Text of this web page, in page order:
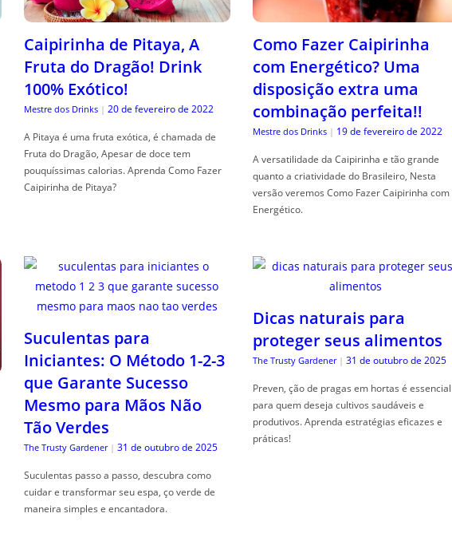
Caipirinha de Pitaya, A
Fruta do Dragão! Drink
100% Exótico!
Mestre dos Drinks | 20 de fevereiro de 2022
A Pitaya é uma fruta exótica, é chamada de
Fruta do Dragão, Apesar de doce tem
pouquíssimas calorias. Aprenda Como Fazer
Caipirinha de Pitaya?
Como Fazer Caipirinha
com Energético? Uma
disposição extra uma
combinação perfeita!!
Mestre dos Drinks | 19 de fevereiro de 2022
A versatilidade da Caipirinha e tão grande
quanto a criatividade do Brasileiro, Nesta
versão veremos Como Fazer Caipirinha com
Energético.
Suculentas para
Iniciantes: O Método 1-2-3
que Garante Sucesso
Mesmo para Mãos Não
Tão Verdes
The Trusty Gardener | 31 de outubro de 2025
Suculentas passo a passo, descubra como
cuidar e transformar seu espa, ço verde de
maneira simples e encantadora.
Dicas naturais para
proteger seus alimentos
The Trusty Gardener | 31 de outubro de 2025
Preven, ção de pragas em hortas é essencial
para quem deseja cultivos saudáveis e
produtivos. Aprenda estratégias eficazes e
práticas!